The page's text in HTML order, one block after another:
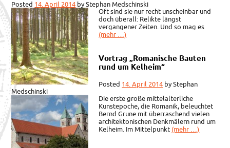
Posted 14. April 2014 byStephan Medschinski
Oft sind sie nur recht unscheinbar und
doch überall: Relikte längst
vergangener Zeiten. Und so mag es
(mehr …)
Vortrag „Romanische Bauten
rund um Kelheim“
Posted 14. April 2014 byStephan
Medschinski
Die erste große mittelalterliche
Kunstepoche, die Romanik, beleuchtet
Bernd Grune mit überraschend vielen
architektonischen Denkmälern rund um
Kelheim. Im Mittelpunkt (mehr …)